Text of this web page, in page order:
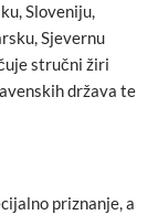
Sloveniju,
Sjevernu
stručni žiri
država te
priznanje, a